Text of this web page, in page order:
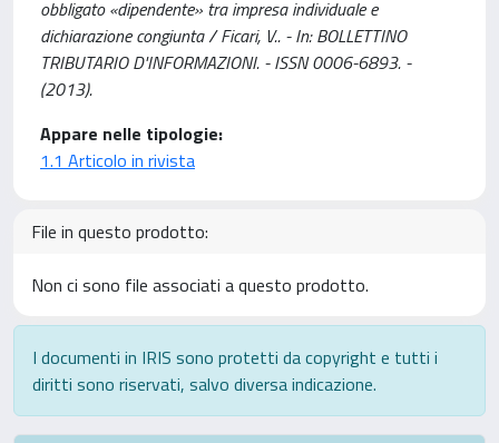
obbligato «dipendente» tra impresa individuale e
dichiarazione congiunta / Ficari, V.. - In: BOLLETTINO
TRIBUTARIO D'INFORMAZIONI. - ISSN 0006-6893. -
(2013).
Appare nelle tipologie:
1.1 Articolo in rivista
File in questo prodotto:
Non ci sono file associati a questo prodotto.
I documenti in IRIS sono protetti da copyright e tutti i
diritti sono riservati, salvo diversa indicazione.